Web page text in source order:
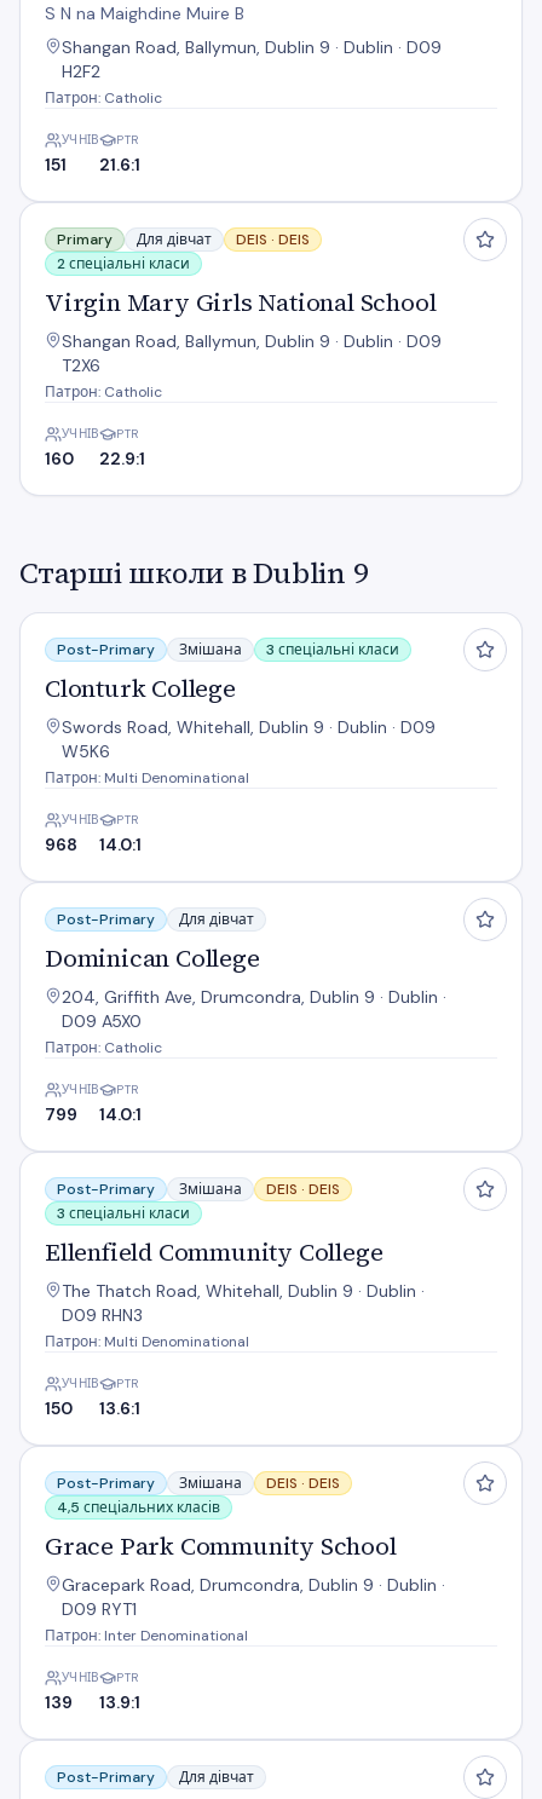
S N na Maighdine Muire B
Shangan Road, Ballymun, Dublin 9 · Dublin · D09
H2F2
Патрон: Catholic
УЧНІВ
151
PTR
21.6:1
Virgin Mary Girls National School
Primary Для дівчат DEIS · DEIS
2 спеціальні класи
Virgin Mary Girls National School
Shangan Road, Ballymun, Dublin 9 · Dublin · D09
T2X6
Патрон: Catholic
УЧНІВ
160
PTR
22.9:1
Старші школи в Dublin 9
Clonturk College
Post-Primary Змішана 3 спеціальні класи
Clonturk College
Swords Road, Whitehall, Dublin 9 · Dublin · D09
W5K6
Патрон: Multi Denominational
УЧНІВ
968
PTR
14.0:1
Dominican College
Post-Primary Для дівчат
Dominican College
204, Griffith Ave, Drumcondra, Dublin 9 · Dublin ·
D09 A5X0
Патрон: Catholic
УЧНІВ
799
PTR
14.0:1
Ellenfield Community College
Post-Primary Змішана DEIS · DEIS
3 спеціальні класи
Ellenfield Community College
The Thatch Road, Whitehall, Dublin 9 · Dublin ·
D09 RHN3
Патрон: Multi Denominational
УЧНІВ
150
PTR
13.6:1
Grace Park Community School
Post-Primary Змішана DEIS · DEIS
4,5 спеціальних класів
Grace Park Community School
Gracepark Road, Drumcondra, Dublin 9 · Dublin ·
D09 RYT1
Патрон: Inter Denominational
УЧНІВ
139
PTR
13.9:1
Maryfield College
Post-Primary Для дівчат